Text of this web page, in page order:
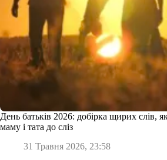
День батьків 2026: добірка щирих слів,
маму і тата до сліз
31 Травня 2026, 23:58